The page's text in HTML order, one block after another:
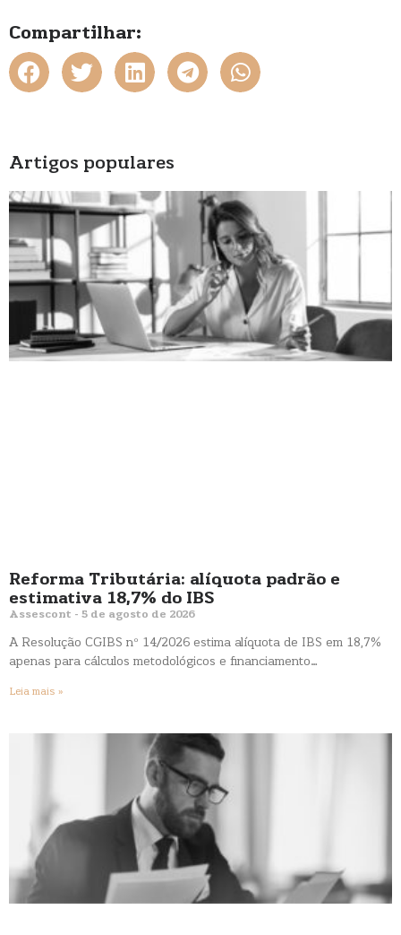
Compartilhar:
Artigos populares
Reforma Tributária: alíquota padrão e
estimativa 18,7% do IBS
Assescont 5 de agosto de 2026
A Resolução CGIBS nº 14/2026 estima alíquota de IBS em 18,7%
apenas para cálculos metodológicos e financiamento…
Leia mais »